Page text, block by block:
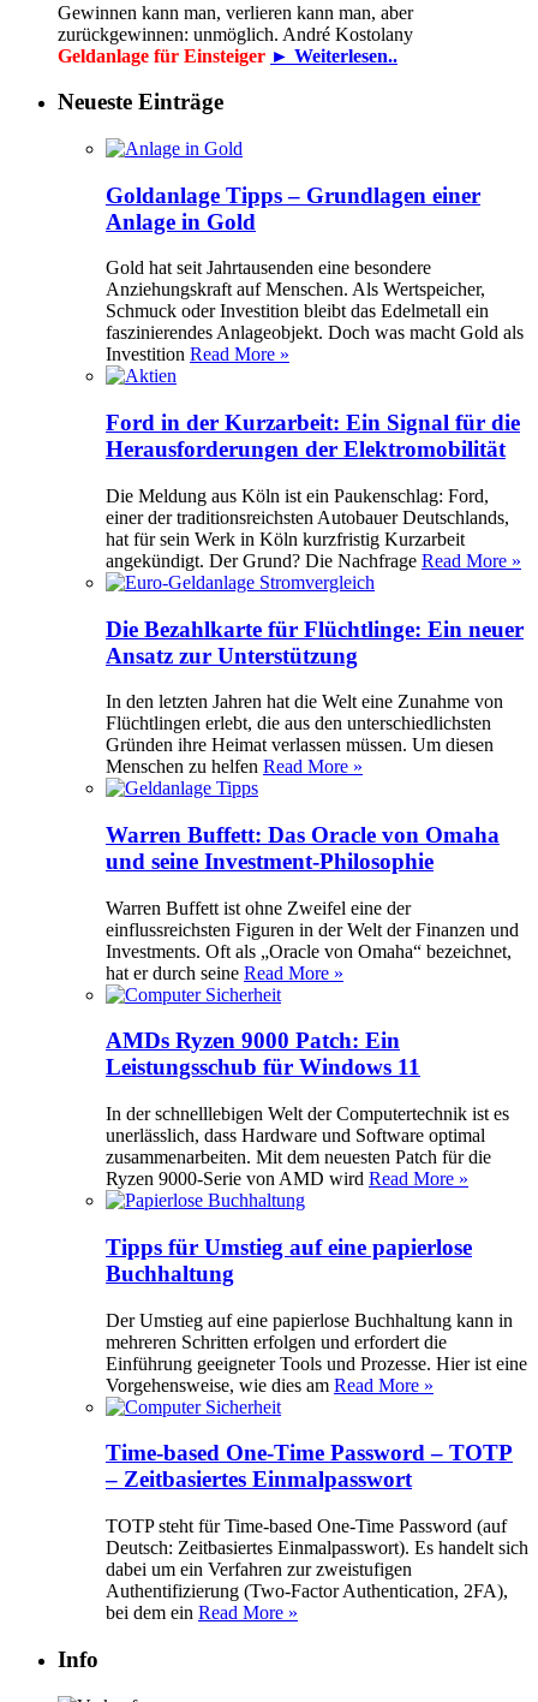
Gewinnen kann man, verlieren kann man, aber
zurückgewinnen: unmöglich. André Kostolany
Geldanlage für Einsteiger ► Weiterlesen..
Neueste Einträge
Goldanlage Tipps – Grundlagen einer
Anlage in Gold
Gold hat seit Jahrtausenden eine besondere
Anziehungskraft auf Menschen. Als Wertspeicher,
Schmuck oder Investition bleibt das Edelmetall ein
faszinierendes Anlageobjekt. Doch was macht Gold als
Investition Read More »
Ford in der Kurzarbeit: Ein Signal für die
Herausforderungen der Elektromobilität
Die Meldung aus Köln ist ein Paukenschlag: Ford,
einer der traditionsreichsten Autobauer Deutschlands,
hat für sein Werk in Köln kurzfristig Kurzarbeit
angekündigt. Der Grund? Die Nachfrage Read More »
Die Bezahlkarte für Flüchtlinge: Ein neuer
Ansatz zur Unterstützung
In den letzten Jahren hat die Welt eine Zunahme von
Flüchtlingen erlebt, die aus den unterschiedlichsten
Gründen ihre Heimat verlassen müssen. Um diesen
Menschen zu helfen Read More »
Warren Buffett: Das Oracle von Omaha
und seine Investment-Philosophie
Warren Buffett ist ohne Zweifel eine der
einflussreichsten Figuren in der Welt der Finanzen und
Investments. Oft als „Oracle von Omaha“ bezeichnet,
hat er durch seine Read More »
AMDs Ryzen 9000 Patch: Ein
Leistungsschub für Windows 11
In der schnelllebigen Welt der Computertechnik ist es
unerlässlich, dass Hardware und Software optimal
zusammenarbeiten. Mit dem neuesten Patch für die
Ryzen 9000-Serie von AMD wird Read More »
Tipps für Umstieg auf eine papierlose
Buchhaltung
Der Umstieg auf eine papierlose Buchhaltung kann in
mehreren Schritten erfolgen und erfordert die
Einführung geeigneter Tools und Prozesse. Hier ist eine
Vorgehensweise, wie dies am Read More »
Time-based One-Time Password – TOTP
– Zeitbasiertes Einmalpasswort
TOTP steht für Time-based One-Time Password (auf
Deutsch: Zeitbasiertes Einmalpasswort). Es handelt sich
dabei um ein Verfahren zur zweistufigen
Authentifizierung (Two-Factor Authentication, 2FA),
bei dem ein Read More »
Info